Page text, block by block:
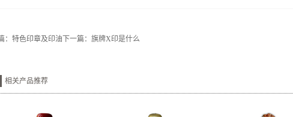
：特色印章及印油 下一篇：旗牌X印是什么
相关产品推荐